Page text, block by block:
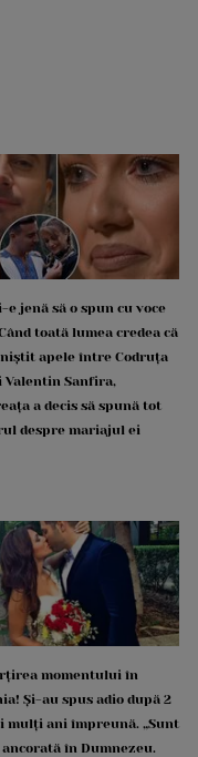
e jenă să o spun cu voce
toată lumea credea că
apele între Codruța
Valentin Sanfira,
a decis să spună tot
despre mariajul ei
momentului în
Și-au spus adio după 2
mulți ani împreună. „Sunt
în Dumnezeu.